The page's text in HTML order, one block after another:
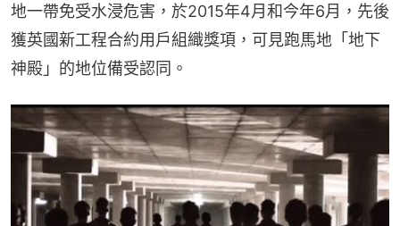
地一帶免受水浸危害，於2015年4月和今年6月，先後
獲英國新工程合約用戶組織獎項，可見跑馬地「地下
神殿」的地位備受認同。